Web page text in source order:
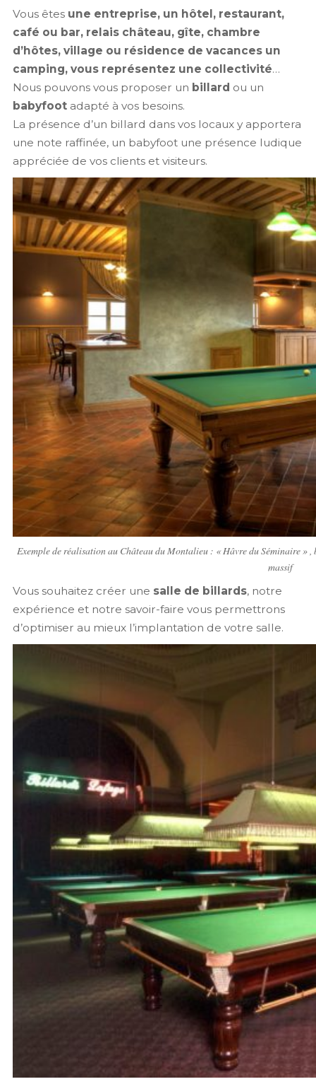
Vous êtes une entreprise, un hôtel, restaurant,
café ou bar, relais château, gîte, chambre
d’hôtes, village ou résidence de vacances un
camping, vous représentez une collectivité…
Nous pouvons vous proposer un billard ou un
babyfootadapté à vos besoins.
La présence d’un billard dans vos locaux y apportera
une note raffinée, un babyfoot une présence ludique
appréciée de vos clients et visiteurs.
Exemple de réalisation au Château du Montalieu : « Hâvre du Séminaire »
massif
Vous souhaitez créer une salle de billards, notre
expérience et notre savoir-faire vous permettrons
d’optimiser au mieux l’implantation de votre salle.